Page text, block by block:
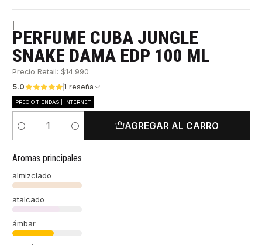
PERFUME CUBA JUNGLE
SNAKE DAMA EDP 100 ML
Precio Retail: $14.990
5.0
1 reseña
PRECIO TIENDAS | INTERNET
Cantidad
AGREGAR AL CARRO
Aromas principales
almizclado
atalcado
ámbar